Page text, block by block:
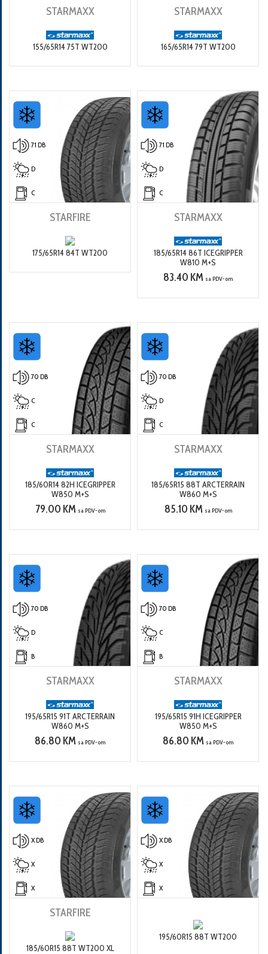
STARMAXX
155/65R14 75T WT200
STARMAXX
165/65R14 79T WT200
71 DB
D
C
STARFIRE
175/65R14 84T WT200
71 DB
D
C
STARMAXX
185/65R14 86T ICEGRIPPER
W810 M+S
83.40 KM sa PDV-om
70 DB
C
C
STARMAXX
185/60R14 82H ICEGRIPPER
W850 M+S
79.00 KM sa PDV-om
70 DB
D
C
STARMAXX
185/65R15 88T ARCTERRAIN
W860 M+S
85.10 KM sa PDV-om
70 DB
D
B
STARMAXX
195/65R15 91T ARCTERRAIN
W860 M+S
86.80 KM sa PDV-om
70 DB
C
B
STARMAXX
195/65R15 91H ICEGRIPPER
W850 M+S
86.80 KM sa PDV-om
X DB
X
X
STARFIRE
185/60R15 88T WT200 XL
X DB
X
X
195/60R15 88T WT200